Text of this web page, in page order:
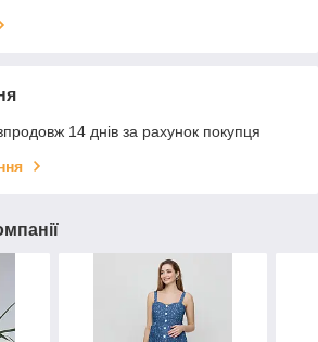
14 днів за рахунок покупця